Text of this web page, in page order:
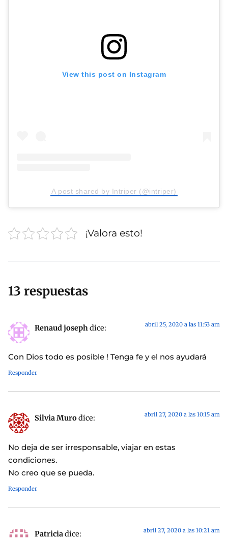
View this post on Instagram
A post shared by Intriper (@intriper)
¡Valora esto!
13 respuestas
Renaud josephdice: abril 25, 2020 a las 11:53 am
Con Dios todo es posible ! Tenga fe y el nos ayudará
Responder
Silvia Murodice: abril 27, 2020 a las 10:15 am
No deja de ser irresponsable, viajar en estas
condiciones.
No creo que se pueda.
Responder
Patriciadice: abril 27, 2020 a las 10:21 am